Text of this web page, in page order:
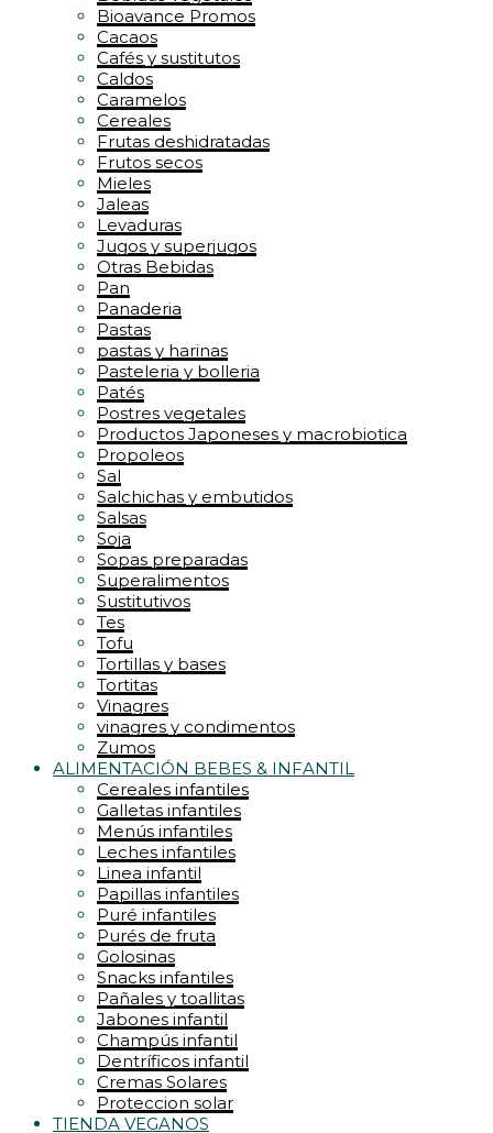
Bioavance Promos
Cacaos
Cafés y sustitutos
Caldos
Caramelos
Cereales
Frutas deshidratadas
Frutos secos
Mieles
Jaleas
Levaduras
Jugos y superjugos
Otras Bebidas
Pan
Panaderia
Pastas
pastas y harinas
Pasteleria y bolleria
Patés
Postres vegetales
Productos Japoneses y macrobiotica
Propoleos
Sal
Salchichas y embutidos
Salsas
Soja
Sopas preparadas
Superalimentos
Sustitutivos
Tes
Tofu
Tortillas y bases
Tortitas
Vinagres
vinagres y condimentos
Zumos
ALIMENTACIÓN BEBES & INFANTIL
Cereales infantiles
Galletas infantiles
Menús infantiles
Leches infantiles
Linea infantil
Papillas infantiles
Puré infantiles
Purés de fruta
Golosinas
Snacks infantiles
Pañales y toallitas
Jabones infantil
Champús infantil
Dentríficos infantil
Cremas Solares
Proteccion solar
TIENDA VEGANOS